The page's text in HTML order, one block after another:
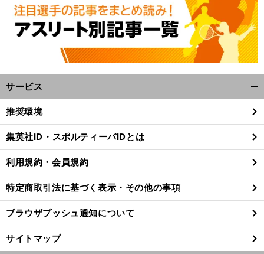
後
サービス
閉
る
推奨環境
集英社ID・スポルティーバIDとは
利用規約・会員規約
特定商取引法に基づく表示・その他の事項
ブラウザプッシュ通知について
サイトマップ